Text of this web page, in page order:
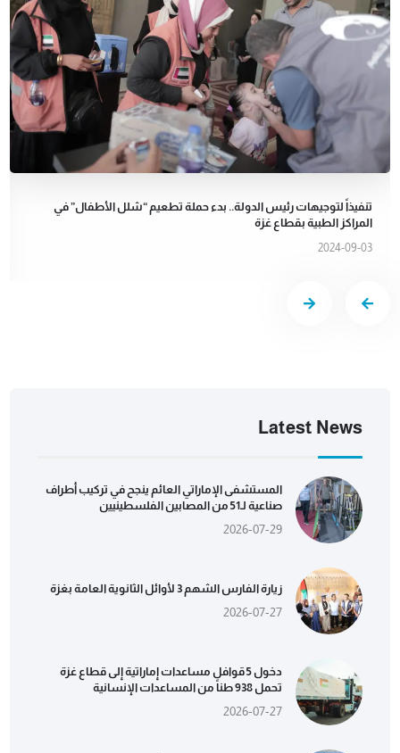
تنفيذاً لتوجيهات رئيس الدولة.. بدء حملة تطعيم “شلل الأطفال” في
المراكز الطبية بقطاع غزة
2024-09-03
Latest News
المستشفى الإماراتي العائم ينجح في تركيب أطراف
صناعية لـ51 من المصابين الفلسطينيين
2026-07-29
زيارة الفارس الشهم 3 لأوائل الثانوية العامة بغزة
2026-07-27
دخول 5 قوافل مساعدات إماراتية إلى قطاع غزة
تحمل 938 طناً من المساعدات الإنسانية
2026-07-27